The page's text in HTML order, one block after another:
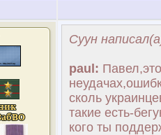
Суун
paul:
сколь
такие есть-
кого ты